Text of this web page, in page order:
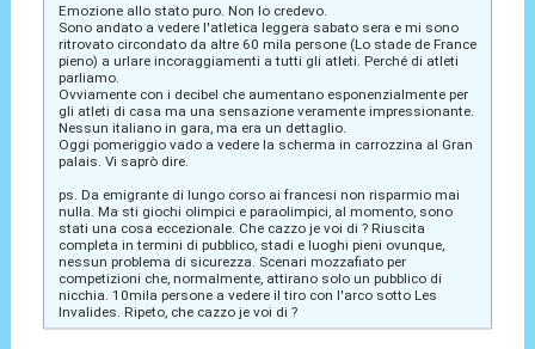
Emozione allo stato puro. Non lo credevo.
Sono andato a vedere l'atletica leggera sabato sera e mi sono
ritrovato circondato da altre 60 mila persone (Lo stade de France
pieno) a urlare incoraggiamenti a tutti gli atleti. Perché di atleti
parliamo.
Ovviamente con i decibel che aumentano esponenzialmente per
gli atleti di casa ma una sensazione veramente impressionante.
Nessun italiano in gara, ma era un dettaglio.
Oggi pomeriggio vado a vedere la scherma in carrozzina al Gran
palais. Vi saprò dire.
ps. Da emigrante di lungo corso ai francesi non risparmio mai
nulla. Ma sti giochi olimpici e paraolimpici, al momento, sono
stati una cosa eccezionale. Che cazzo je voi di ? Riuscita
completa in termini di pubblico, stadi e luoghi pieni ovunque,
nessun problema di sicurezza. Scenari mozzafiato per
competizioni che, normalmente, attirano solo un pubblico di
nicchia. 10mila persone a vedere il tiro con l'arco sotto Les
Invalides. Ripeto, che cazzo je voi di ?